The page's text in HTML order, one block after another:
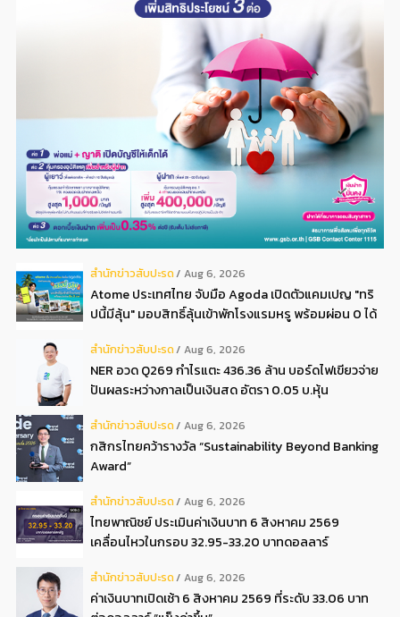
สํานักข่าวสับปะรด Aug 6, 2026
Atome ประเทศไทย จับมือ Agoda เปิดตัวแคมเปญ "ทริ
ปนี้มีลุ้น" มอบสิทธิ์ลุ้นเข้าพักโรงแรมหรู พร้อมผ่อน 0 ได้
สํานักข่าวสับปะรด Aug 6, 2026
NER อวด Q269 กำไรแตะ 436.36 ล้าน บอร์ดไฟเขียวจ่าย
ปันผลระหว่างกาลเป็นเงินสด อัตรา 0.05 บ.หุ้น
สํานักข่าวสับปะรด Aug 6, 2026
กสิกรไทยคว้ารางวัล “Sustainability Beyond Banking
Award”
สํานักข่าวสับปะรด Aug 6, 2026
ไทยพาณิชย์ ประเมินค่าเงินบาท 6 สิงหาคม 2569
เคลื่อนไหวในกรอบ 32.95-33.20 บาทดอลลาร์
สํานักข่าวสับปะรด Aug 6, 2026
ค่าเงินบาทเปิดเช้า 6 สิงหาคม 2569 ที่ระดับ 33.06 บาท